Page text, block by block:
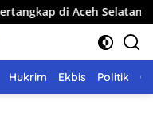
Selatan Pemko
Hukrim Ekbis Politik